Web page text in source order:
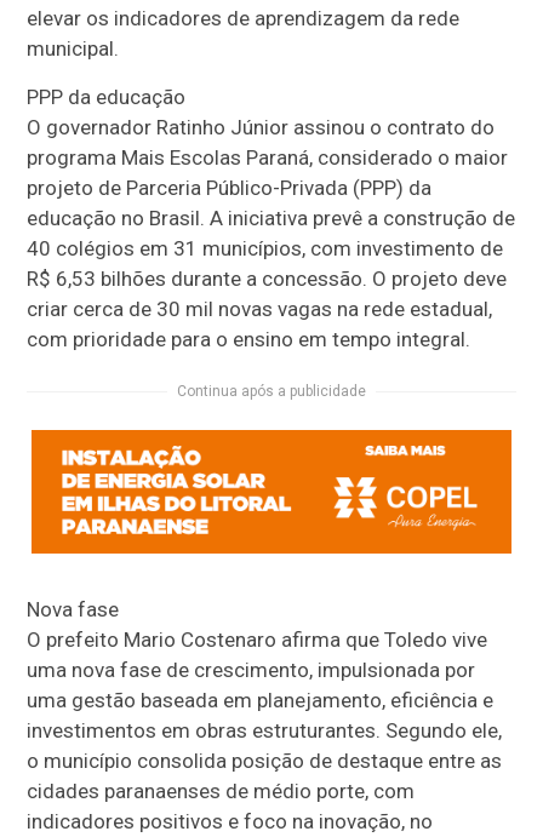
elevar os indicadores de aprendizagem da rede
municipal.
PPP da educação
O governador Ratinho Júnior assinou o contrato do
programa Mais Escolas Paraná, considerado o maior
projeto de Parceria Público-Privada (PPP) da
educação no Brasil. A iniciativa prevê a construção de
40 colégios em 31 municípios, com investimento de
R$ 6,53 bilhões durante a concessão. O projeto deve
criar cerca de 30 mil novas vagas na rede estadual,
com prioridade para o ensino em tempo integral.
Continua após a publicidade
Nova fase
O prefeito Mario Costenaro afirma que Toledo vive
uma nova fase de crescimento, impulsionada por
uma gestão baseada em planejamento, eficiência e
investimentos em obras estruturantes. Segundo ele,
o município consolida posição de destaque entre as
cidades paranaenses de médio porte, com
indicadores positivos e foco na inovação, no